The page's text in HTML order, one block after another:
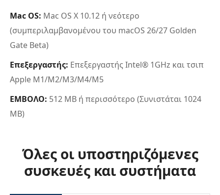
Mac OS: Mac OS X 10.12 ή νεότερο
(συμπεριλαμβανομένου του macOS 26/27 Golden
Gate Beta)
Επεξεργαστής: Επεξεργαστής Intel® 1GHz και τσιπ
Apple M1/M2/M3/M4/M5
ΕΜΒΟΛΟ: 512 MB ή περισσότερο (Συνιστάται 1024
MB)
Όλες οι υποστηριζόμενες
συσκευές και συστήματα